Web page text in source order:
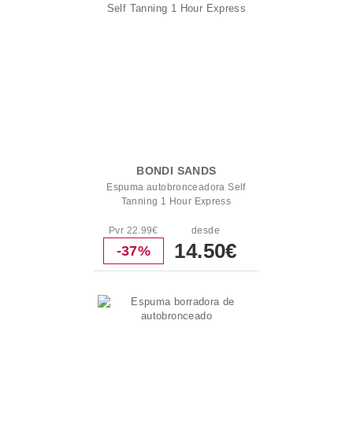
BONDI SANDS
Espuma autobronceadora Self
Tanning 1 Hour Express
Pvr 22.99€
-37%
desde
14.50€